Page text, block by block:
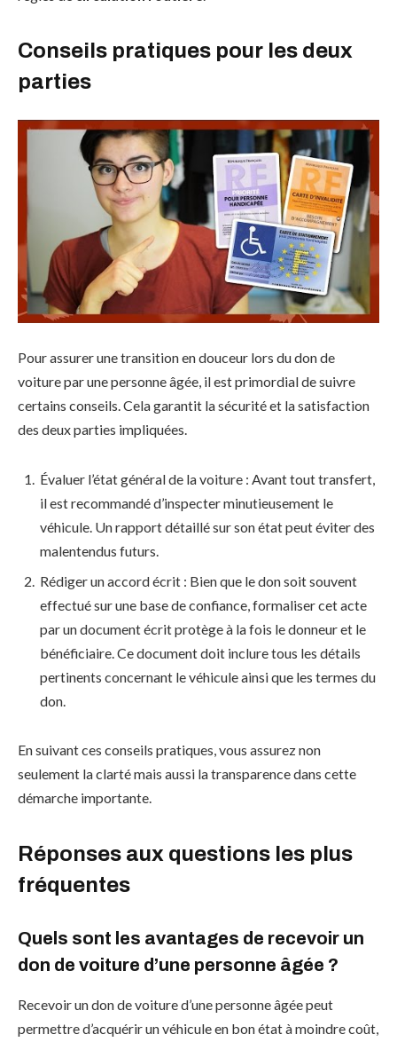
Conseils pratiques pour les deux
parties
Pour assurer une transition en douceur lors du don de
voiture par une personne âgée, il est primordial de suivre
certains conseils. Cela garantit la sécurité et la satisfaction
des deux parties impliquées.
Évaluer l’état général de la voiture : Avant tout transfert,
il est recommandé d’inspecter minutieusement le
véhicule. Un rapport détaillé sur son état peut éviter des
malentendus futurs.
Rédiger un accord écrit : Bien que le don soit souvent
effectué sur une base de confiance, formaliser cet acte
par un document écrit protège à la fois le donneur et le
bénéficiaire. Ce document doit inclure tous les détails
pertinents concernant le véhicule ainsi que les termes du
don.
En suivant ces conseils pratiques, vous assurez non
seulement la clarté mais aussi la transparence dans cette
démarche importante.
Réponses aux questions les plus
fréquentes
Quels sont les avantages de recevoir un
don de voiture d’une personne âgée ?
Recevoir un don de voiture d’une personne âgée peut
permettre d’acquérir un véhicule en bon état à moindre coût,